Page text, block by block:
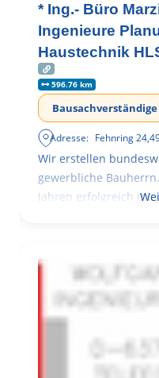
* Ing.- Büro
Ingenieure
Haustechnik
596.76 km
Bausachverständige
Adresse: Fehnring 24,
Wir erstellen
gewerbliche
Jahren erfolgreich mit